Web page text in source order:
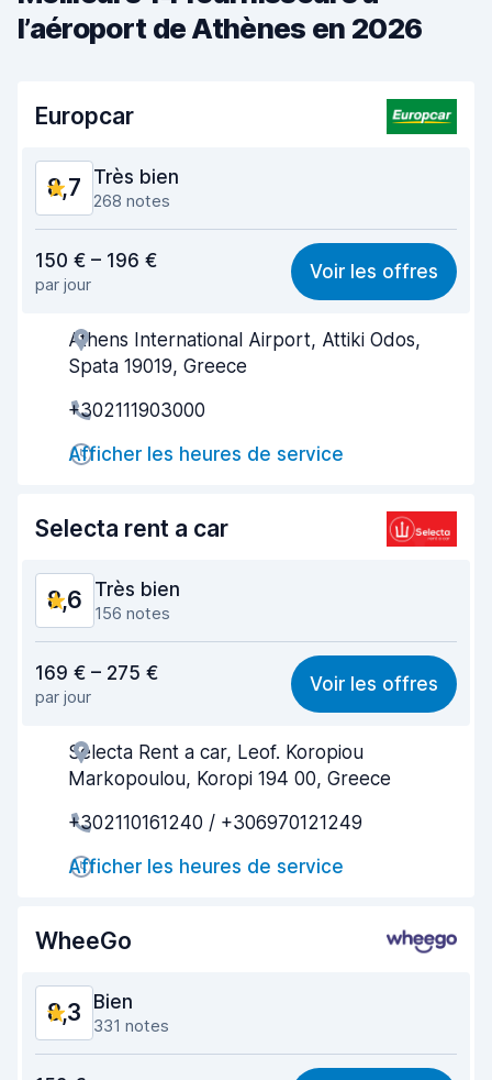
l’aéroport de Athènes en 2026
Europcar
8,7 Très bien
268 notes
8,6
Recherche facile 8,9
Agent serviable
État du véhicule 9,0
150 € – 196 €
par jour
Voir les offres
Athens International Airport, Attiki Odos,
Spata 19019, Greece
+302111903000
Afficher les heures de service
Selecta rent a car
8,6 Très bien
156 notes
8,5
Recherche facile 8,6
Agent serviable
État du véhicule 8,0
169 € – 275 €
par jour
Voir les offres
Selecta Rent a car, Leof. Koropiou
Markopoulou, Koropi 194 00, Greece
+302110161240 / +306970121249
Afficher les heures de service
WheeGo
8,3 Bien
331 notes
8,4